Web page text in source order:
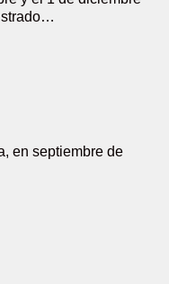
en septiembre de